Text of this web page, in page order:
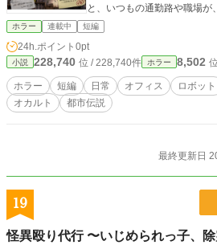
と、いつもの通勤路や職場
ホラー 連載中 短編
24h.ポイント 0pt
小説 228,740 位 / 228,740件 ホラー 8,502
ホラー 短編 日常 オフィス ロボット
オカルト
都市伝説
最終更新日
19
怪異殴り代行 〜いじめられっ子、